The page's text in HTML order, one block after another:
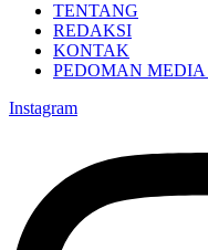
TENTANG
REDAKSI
KONTAK
PEDOMAN MEDIA
Instagram